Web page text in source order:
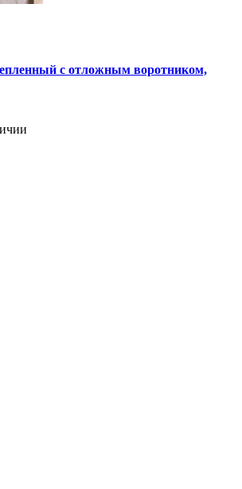
с отложным воротником,